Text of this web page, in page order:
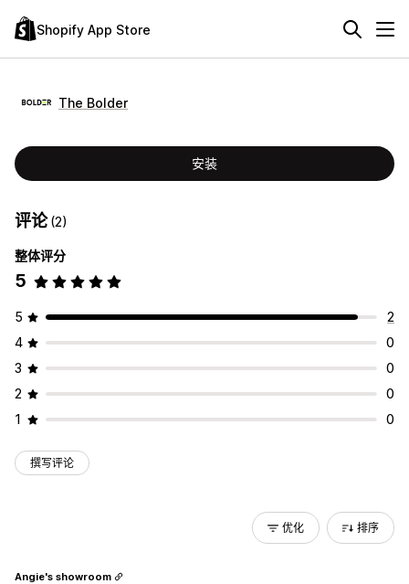
Shopify App Store
The Bolder
安装
评论(2)
整体评分
5
5
2
4
0
3
0
2
0
1
0
撰写评论
优化 排序
Angie's showroom